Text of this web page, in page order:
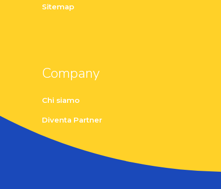
Sitemap
Company
Chi siamo
Diventa Partner